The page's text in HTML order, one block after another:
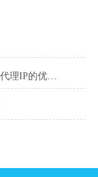
3、爬虫用哪家动态代理好？自建与购买代理IP的优劣势分析